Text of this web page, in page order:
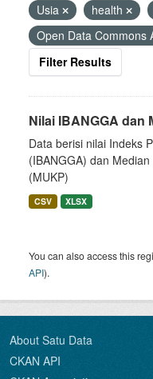
Usia
health
Open Data Commons
Filter Results
Nilai IBANGGA dan
Data berisi nilai Indeks
(IBANGGA) dan
(MUKP)
CSV XLSX
You can also access this
API).
About Satu Data
CKAN API